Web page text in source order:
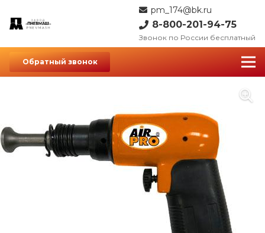
pm_174@bk.ru
8-800-201-94-75
Звонок по России бесплатный
Обратный звонок